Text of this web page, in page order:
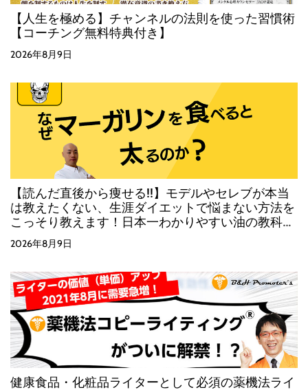
【人生を極める】チャンネルの法則を使った習慣術
【コーチング無料特典付き】
2026年8月9日
【読んだ直後から痩せる!!】モデルやセレブが本当
は教えたくない、生涯ダイエットで悩まない方法を
こっそり教えます！日本一わかりやすい油の教科
書！
2026年8月9日
健康食品・化粧品ライターとして必須の薬機法ライ